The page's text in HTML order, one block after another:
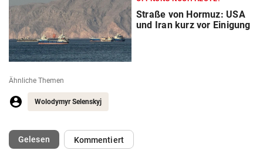
Straße von Hormuz: USA
und Iran kurz vor Einigung
Ähnliche Themen
Wolodymyr Selenskyj
Gelesen(ausgewählt)Kommentiert